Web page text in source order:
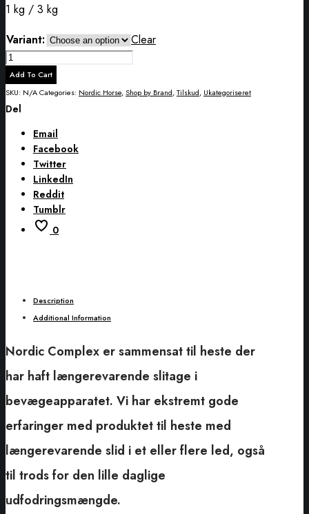
1 kg / 3 kg
Variant:
Clear
Nordic
Complex
quantity
Add To Cart
SKU: N/ACategories: Nordic Horse,Shop by Brand,Tilskud, Ukategoriseret
Del
Email
Facebook
Twitter
LinkedIn
Reddit
Tumblr
0
Description
Additional Information
Nordic Complex er sammensat til heste der
har haft længerevarende slitage i
bevægeapparatet. Vi har ekstremt gode
erfaringer med produktet til heste med
længerevarende slid i et eller flere led, også
til trods for den lille daglige
udfodringsmængde.